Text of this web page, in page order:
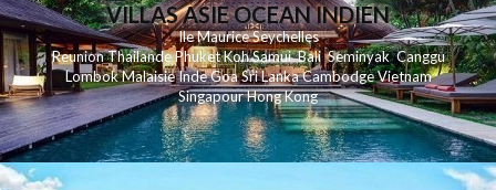
VILLAS ASIE OCEAN INDIEN
Ile MauriceSeychelles
ReunionThailandePhuketKohSamui Bali SeminyakCanggu
LombokMalaisieIndeGoaSri LankaCambodgeVietnam
SingapourHong Kong